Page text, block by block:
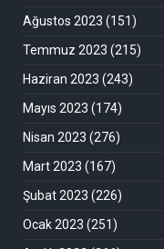
Ağustos 2023 (151)
Temmuz 2023 (215)
Haziran 2023 (243)
Mayıs 2023 (174)
Nisan 2023 (276)
Mart 2023 (167)
Şubat 2023 (226)
Ocak 2023 (251)